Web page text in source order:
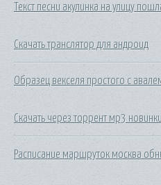
Текст песни акулинка на улицу
Скачать транслятор для андроид
Образец векселя простого с
Скачать через торрент мр3
Расписание маршруток москва